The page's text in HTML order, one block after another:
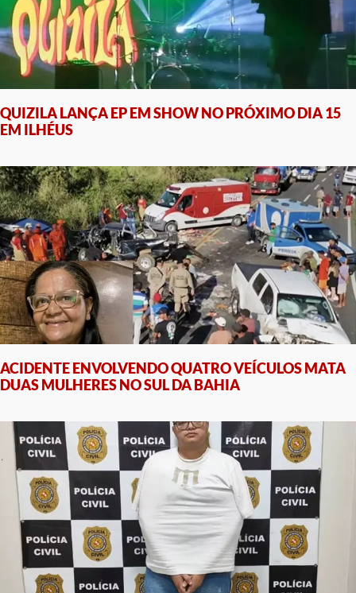
QUIZILA LANÇA EP EM SHOW NO PRÓXIMO DIA 15
EM ILHÉUS
ACIDENTE ENVOLVENDO QUATRO VEÍCULOS MATA
DUAS MULHERES NO SUL DA BAHIA